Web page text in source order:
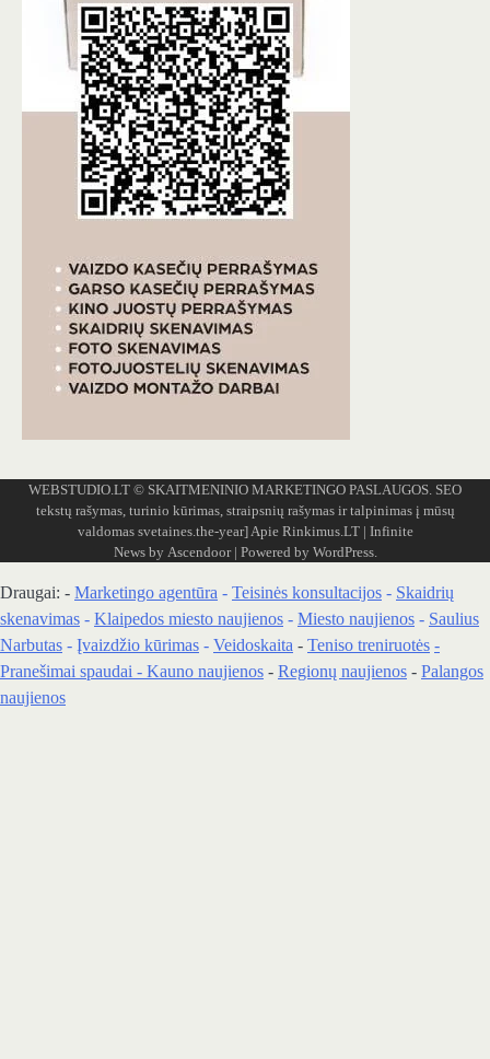
WEBSTUDIO.LT © SKAITMENINIO MARKETINGO PASLAUGOS. SEO
tekstų rašymas, turinio kūrimas, straipsnių rašymas ir talpinimas į mūsų
valdomas svetaines.the-year]Apie Rinkimus.LT| Infinite
News by Ascendoor| Powered by WordPress.
Draugai: - Marketingo agentūra - Teisinės konsultacijos - Skaidrių
skenavimas - Klaipedos miesto naujienos - Miesto naujienos - Saulius
Narbutas - Įvaizdžio kūrimas - Veidoskaita - Teniso treniruotės -
Pranešimai spaudai - Kauno naujienos - Regionų naujienos - Palangos
naujienos